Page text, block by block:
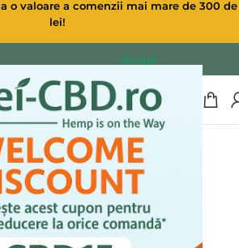
o valoare a comenzii mai mare de 300 de
lei!
Blog